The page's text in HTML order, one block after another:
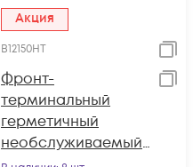
Акция
B12150HT
Фронт-
терминальный
герметичный
необслуживаемый